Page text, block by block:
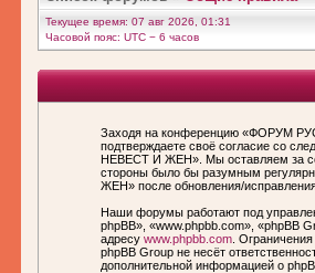
Текущее время: 07 авг 2026, 01:31
Часовой пояс: UTC − 6 часов
Заходя на конференцию «ФОРУМ
подтверждаете своё согласие со
НЕВЕСТ И ЖЕН». Мы оставляем за
стороны было бы разумным
ЖЕН» после обновления/
Наши форумы работают под
phpBB», «www.phpbb.com», «phpBB
адресу www.phpbb.com .
phpBB Group не несёт
дополнительной информацией о